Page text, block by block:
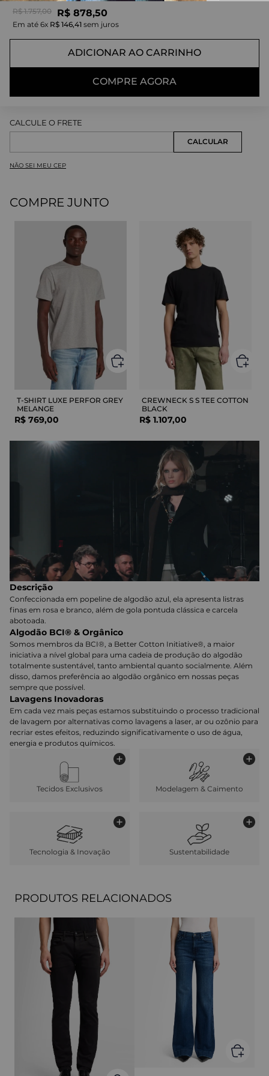
R$ 1.757,00 R$ 878,50
Em até 6x R$ 146,41 sem juros
ADICIONAR AO CARRINHO
COMPRE AGORA
NÃO SEI MEU CEP
COMPRE JUNTO
T-SHIRT LUXE PERFOR GREY
MELANGE
R$ 769,00
CREWNECK S S TEE COTTON
BLACK
R$ 1.107,00
Descrição
Confeccionada em popeline de algodão azul, ela apresenta listras
finas em rosa e branco, além de gola pontuda clássica e carcela
abotoada.
Algodão BCI® & Orgânico
Somos membros da BCI®, a Better Cotton Initiative®, a maior
iniciativa a nível global para uma cadeia de produção do algodão
totalmente sustentável, tanto ambiental quanto socialmente. Além
disso, damos preferência ao algodão orgânico em nossas peças
sempre que possível.
Lavagens Inovadoras
Em cada vez mais peças estamos substituindo o processo tradicional
de lavagem por alternativas como lavagens a laser, ar ou ozônio para
recriar estes efeitos, reduzindo significativamente o uso de água,
energia e produtos químicos.
Tecidos Exclusivos Modelagem & Caimento
Tecnologia & Inovação Sustentabilidade
PRODUTOS RELACIONADOS